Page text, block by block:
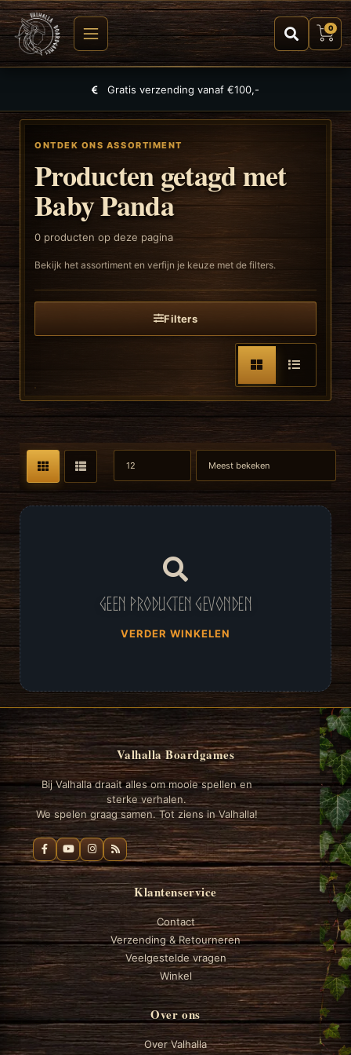
0
Gratis verzending vanaf €100,-
ONTDEK ONS ASSORTIMENT
Producten getagd met
Baby Panda
0 producten op deze pagina
Bekijk het assortiment en verfijn je keuze met de filters.
Filters
Geen producten gevonden
VERDER WINKELEN
Valhalla Boardgames
Bij Valhalla draait alles om mooie spellen en
sterke verhalen.
We spelen graag samen. Tot ziens in Valhalla!
Klantenservice
Contact
Verzending & Retourneren
Veelgestelde vragen
Winkel
Over ons
Over Valhalla